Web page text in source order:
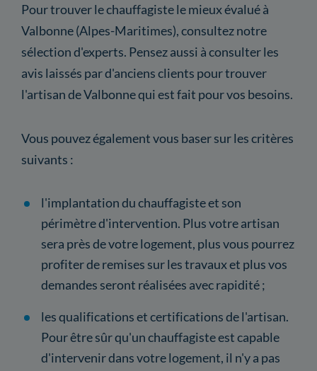
Pour trouver le chauffagiste le mieux évalué à
Valbonne (Alpes-Maritimes), consultez notre
sélection d'experts. Pensez aussi à consulter les
avis laissés par d'anciens clients pour trouver
l'artisan de Valbonne qui est fait pour vos besoins.
Vous pouvez également vous baser sur les critères
suivants :
l'implantation du chauffagiste et son
périmètre d'intervention. Plus votre artisan
sera près de votre logement, plus vous pourrez
profiter de remises sur les travaux et plus vos
demandes seront réalisées avec rapidité ;
les qualifications et certifications de l'artisan.
Pour être sûr qu'un chauffagiste est capable
d'intervenir dans votre logement, il n'y a pas